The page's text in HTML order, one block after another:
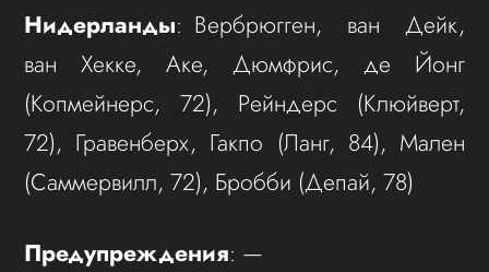
Нидерланды: Вербрюгген, ван Дейк,
ван Хекке, Аке, Дюмфрис, де Йонг
(Копмейнерс, 72), Рейндерс (Клюйверт,
72), Гравенберх, Гакпо (Ланг, 84), Мален
(Саммервилл, 72), Бробби (Депай, 78)
Предупреждения: —